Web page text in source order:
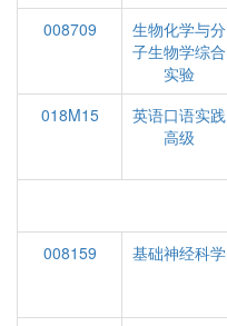
008709
生物化学与分
子生物学综合
实验
018M15
英语口语实践
高级
008159 基础神经科学